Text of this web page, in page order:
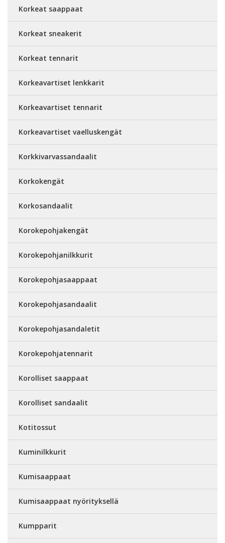
Korkeat saappaat
Korkeat sneakerit
Korkeat tennarit
Korkeavartiset lenkkarit
Korkeavartiset tennarit
Korkeavartiset vaelluskengät
Korkkivarvassandaalit
Korkokengät
Korkosandaalit
Korokepohjakengät
Korokepohjanilkkurit
Korokepohjasaappaat
Korokepohjasandaalit
Korokepohjasandaletit
Korokepohjatennarit
Korolliset saappaat
Korolliset sandaalit
Kotitossut
Kuminilkkurit
Kumisaappaat
Kumisaappaat nyörityksellä
Kumpparit